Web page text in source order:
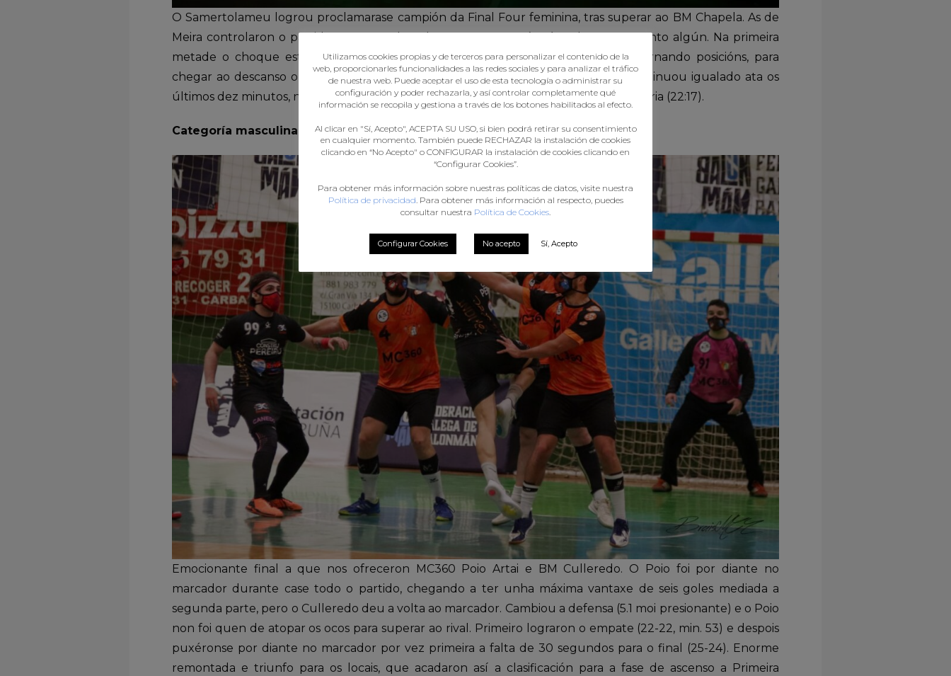
O Samertolameu logrou proclamarase campión da Final Four feminina, tras superar ao BM Chapela. As de
Meira controlaron o partido, ante un Chapela que non parecía cómodo en momento algún. Na primeira
metade o choque estivo máis igualado, e BM Chapela e Samertolameu ían alternando posicións, para
chegar ao descanso o Samertolameu un gol arriba. Na segunda metade todo continuou igualado ata os
últimos dez minutos, nos que as de Meira xogaron con moita cabeza e lograron a vitoria (22:17).
Categoría masculina
Emocionante final a que nos ofreceron MC360 Poio Artai e BM Culleredo. O Poio foi por diante no
marcador durante case todo o partido, chegando a ter unha máxima vantaxe de seis goles mediada a
segunda parte, pero o Culleredo deu a volta ao marcador. Cambiou a defensa (5.1 moi presionante) e o Poio
non foi quen de atopar os ocos para superar ao rival. Primeiro lograron o empate (22-22, min. 53) e despois
puxéronse por diante no marcador por vez primeira a falta de 30 segundos para o final (25-24). Enorme
remontada e triunfo para os locais, que acadaron así a clasificación para a fase de ascenso a Primeira
Utilizamos cookies propias y de terceros para personalizar el contenido de la
web, proporcionarles funcionalidades a las redes sociales y para analizar el tráfico
de nuestra web. Puede aceptar el uso de esta tecnología o administrar su
configuración y poder rechazarla, y así controlar completamente qué
información se recopila y gestiona a través de los botones habilitados al efecto.
Al clicar en "Sí, Acepto", ACEPTA SU USO, si bien podrá retirar su consentimiento
en cualquier momento. También puede RECHAZAR la instalación de cookies
clicando en “No Acepto" o CONFIGURAR la instalación de cookies clicando en
“Configurar Cookies”.
Para obtener más información sobre nuestras políticas de datos, visite nuestra
Política de privacidad . Para obtener más información al respecto, puedes
consultar nuestra Política de Cookies
Configurar Cookies No acepto Sí, Acepto